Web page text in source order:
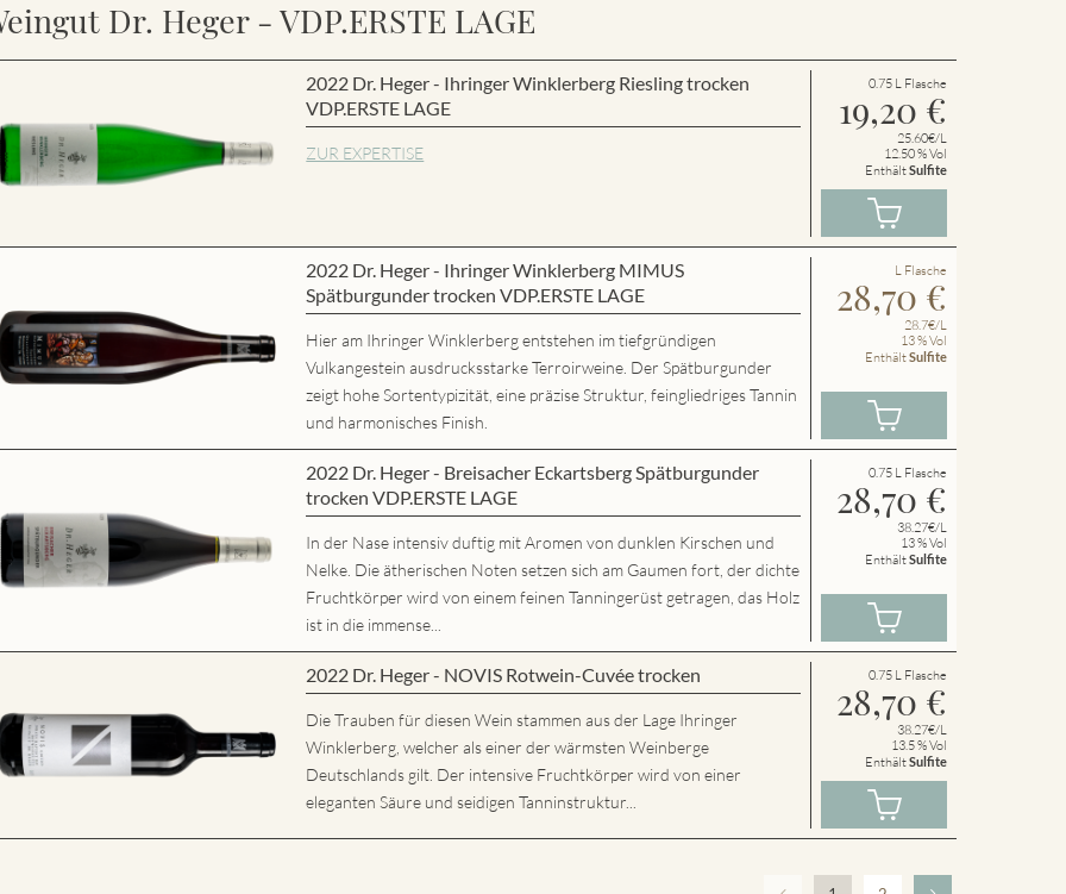
Dr. Heger - VDP.ERSTE LAGE
2022 Dr. Heger - Ihringer Winklerberg Riesling trocken
VDP.ERSTE LAGE
ZUR EXPERTISE
0.75 L Flasche
19,20 €
25.60€/L
12.50 % Vol
EnthältSulfite
2022 Dr. Heger - Ihringer Winklerberg MIMUS
Spätburgunder trocken VDP.ERSTE LAGE
Hier am Ihringer Winklerberg entstehen im tiefgründigen
Vulkangestein ausdrucksstarke Terroirweine. Der Spätburgunder
zeigt hohe Sortentypizität, eine präzise Struktur, feingliedriges Tannin
und harmonisches Finish.
L Flasche
28,70 €
28.7€/L
13 % Vol
EnthältSulfite
2022 Dr. Heger - Breisacher Eckartsberg Spätburgunder
trocken VDP.ERSTE LAGE
In der Nase intensiv duftig mit Aromen von dunklen Kirschen und
Nelke. Die ätherischen Noten setzen sich am Gaumen fort, der dichte
Fruchtkörper wird von einem feinen Tanningerüst getragen, das Holz
ist in die immense...
0.75 L Flasche
28,70 €
38.27€/L
13 % Vol
EnthältSulfite
2022 Dr. Heger - NOVIS Rotwein-Cuvée trocken
Die Trauben für diesen Wein stammen aus der Lage Ihringer
Winklerberg, welcher als einer der wärmsten Weinberge
Deutschlands gilt. Der intensive Fruchtkörper wird von einer
eleganten Säure und seidigen Tanninstruktur...
0.75 L Flasche
28,70 €
38.27€/L
13.5 % Vol
EnthältSulfite